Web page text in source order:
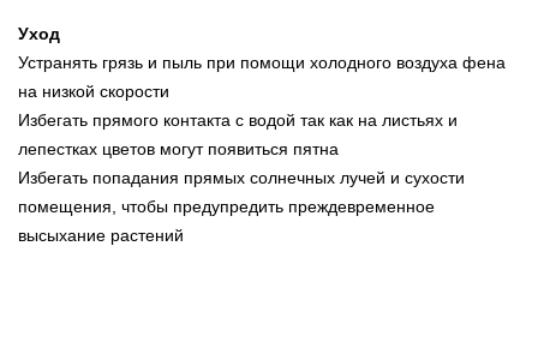
Уход
Устранять грязь и пыль при помощи холодного воздуха фена
на низкой скорости
Избегать прямого контакта с водой так как на листьях и
лепестках цветов могут появиться пятна
Избегать попадания прямых солнечных лучей и сухости
помещения, чтобы предупредить преждевременное
высыхание растений